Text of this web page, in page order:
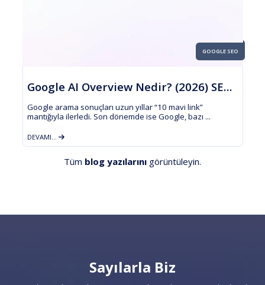
GOOGLE SEO
Google AI Overview Nedir? (2026) SEO’ya Etkileri, ...
Google arama sonuçları uzun yıllar “10 mavi link”
mantığıyla ilerledi. Son dönemde ise Google, bazı ...
DEVAMI...
Tüm blog yazılarını görüntüleyin.
Sayılarla Biz